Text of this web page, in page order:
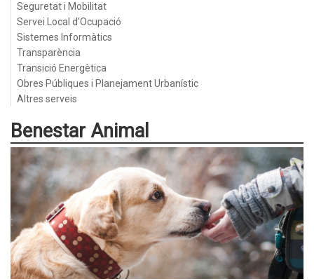
Seguretat i Mobilitat
Servei Local d'Ocupació
Sistemes Informàtics
Transparència
Transició Energètica
Obres Públiques i Planejament Urbanístic
Altres serveis
Benestar Animal